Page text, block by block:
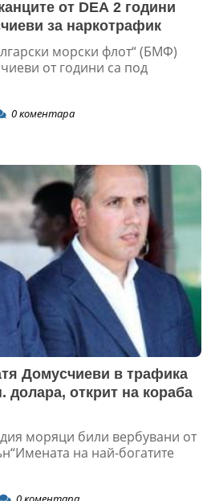
от DEA 2 години
за наркотрафик
морски флот“ (БМФ)
от години са под
0коментара
Домусчиеви в трафика
долара, открит на кораба
моряци били вербувани от
на най-богатите